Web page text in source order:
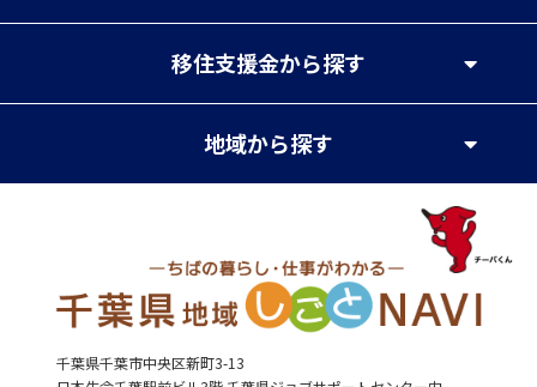
移住支援金から探す
地域から探す
千葉県千葉市中央区新町3-13